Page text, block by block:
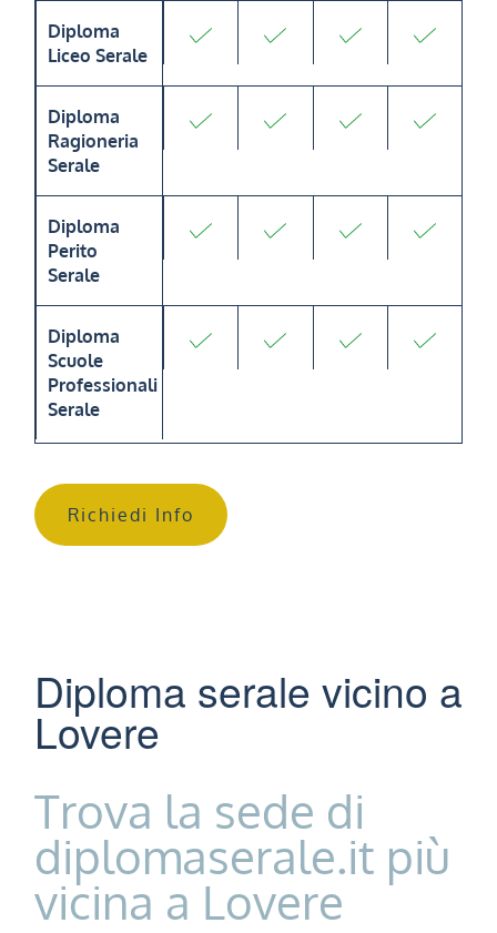
Diploma
Liceo Serale
Diploma
Ragioneria
Serale
Diploma
Perito
Serale
Diploma
Scuole
Professionali
Serale
Richiedi Info
Diploma serale vicino a
Lovere
Trova la sede di
diplomaserale.it più
vicina a Lovere